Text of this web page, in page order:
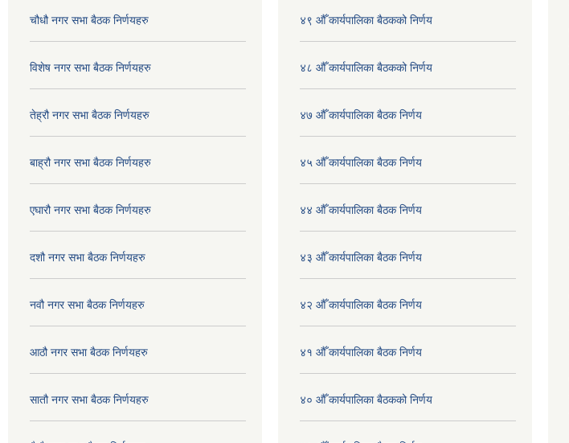
चौधौ नगर सभा बैठक निर्णयहरु
विशेष नगर सभा बैठक निर्णयहरु
तेह्रौ नगर सभा बैठक निर्णयहरु
बाह्रौ नगर सभा बैठक निर्णयहरु
एघारौ नगर सभा बैठक निर्णयहरु
दशौ नगर सभा बैठक निर्णयहरु
नवौ नगर सभा बैठक निर्णयहरु
आठौ नगर सभा बैठक निर्णयहरु
सातौ नगर सभा बैठक निर्णयहरु
४९ औँ कार्यपालिका बैठकको निर्णय
४८ औँ कार्यपालिका बैठकको निर्णय
४७ औँ कार्यपालिका बैठक निर्णय
४५ औँ कार्यपालिका बैठक निर्णय
४४ औँ कार्यपालिका बैठक निर्णय
४३ औँ कार्यपालिका बैठक निर्णय
४२ औँ कार्यपालिका बैठक निर्णय
४१ औँ कार्यपालिका बैठक निर्णय
४० औँ कार्यपालिका बैठकको निर्णय